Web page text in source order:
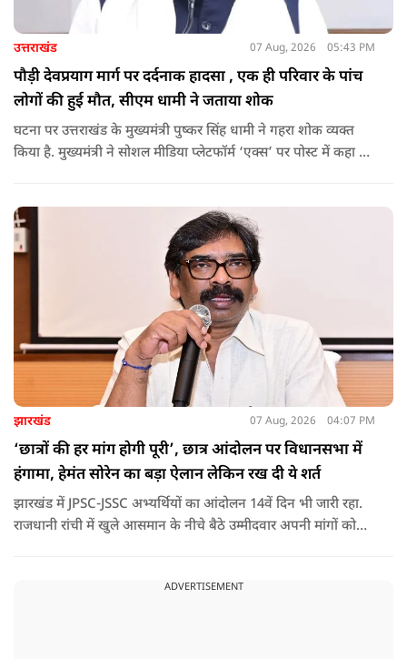
उत्तराखंड 07 Aug, 2026 05:43 PM
पौड़ी देवप्रयाग मार्ग पर दर्दनाक हादसा , एक ही परिवार के पांच
लोगों की हुई मौत, सीएम धामी ने जताया शोक
घटना पर उत्तराखंड के मुख्यमंत्री पुष्कर सिंह धामी ने गहरा शोक व्यक्त
किया है. मुख्यमंत्री ने सोशल मीडिया प्लेटफॉर्म ‘एक्स’ पर पोस्ट में कहा कि
उपचार तथा गंभीर रूप से घायलों को आवश्यकता पड़ने पर एयरलिफ्ट कर
उच्च चिकित्सा केंद्रों में रेफर करने के निर्देश दिए हैं.
झारखंड 07 Aug, 2026 04:07 PM
‘छात्रों की हर मांग होगी पूरी’, छात्र आंदोलन पर विधानसभा में
हंगामा, हेमंत सोरेन का बड़ा ऐलान लेकिन रख दी ये शर्त
झारखंड में JPSC-JSSC अभ्यर्थियों का आंदोलन 14वें दिन भी जारी रहा.
राजधानी रांची में खुले आसमान के नीचे बैठे उम्मीदवार अपनी मांगों को
ADVERTISEMENT